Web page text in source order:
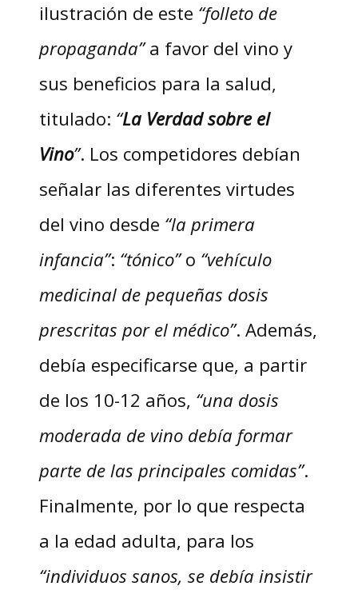
ilustración de este “folleto de
propaganda”a favor del vino y
sus beneficios para la salud,
titulado: “La Verdad sobre el
Vino”. Los competidores debían
señalar las diferentes virtudes
del vino desde “la primera
infancia”: “tónico”o “vehículo
medicinal de pequeñas dosis
prescritas por el médico”. Además,
debía especificarse que, a partir
de los 10-12 años, “una dosis
moderada de vino debía formar
parte de las principales comidas”.
Finalmente, por lo que respecta
a la edad adulta, para los
“individuos sanos, se debía insistir